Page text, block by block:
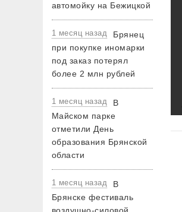
автомойку на Бежицкой
1 месяц назад
Брянец
при покупке иномарки
под заказ потерял
более 2 млн рублей
1 месяц назад
В
Майском парке
отметили День
образования Брянской
области
1 месяц назад
В
Брянске фестиваль